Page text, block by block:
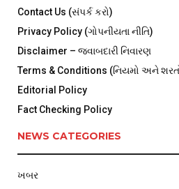
Contact Us (સંપર્ક કરો)
Privacy Policy (ગોપનીયતા નીતિ)
Disclaimer – જવાબદારી નિવારણ
Terms & Conditions (નિયમો અને
Editorial Policy
Fact Checking Policy
NEWS CATEGORIES
ખબર